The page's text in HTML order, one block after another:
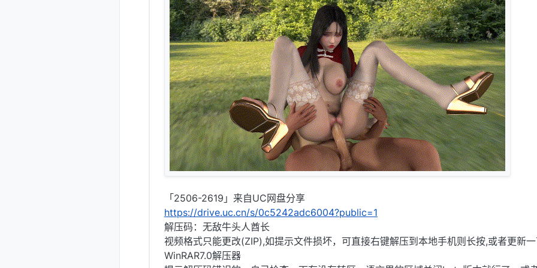
「2506-2619」来自UC网盘分享
https://drive.uc.cn/s/0c5242adc6004?public=1
解压码：无敌牛头人酋长
视频格式只能更改(ZIP),如提示文件损坏，可直接右键解压到本地手机则长按,或者更新
WinRAR7.0解压器